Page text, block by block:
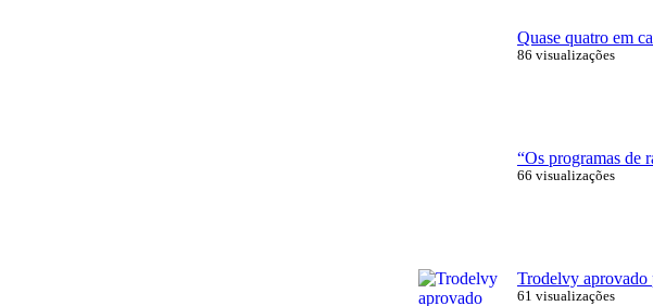
Quase quatro em
86 visualizações
“Os programas de
66 visualizações
Trodelvy aprovado
61 visualizações